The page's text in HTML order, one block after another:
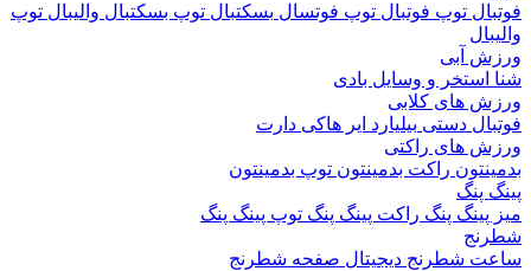
توپ فوتبالتوپ فوتسالبسکتبالتوپ بسکتبالوالیبال توپ
آبی
و وسایل بادی
های کلابی
دستیبیلیاردایر هاکیدارت
های راکتی
راکت بدمینتونتوپ بدمینتون
پنگ
پنگراکت پینگ پنگتوپ پینگ پنگ
شطرنج دیجیتالصفحه شطرنج